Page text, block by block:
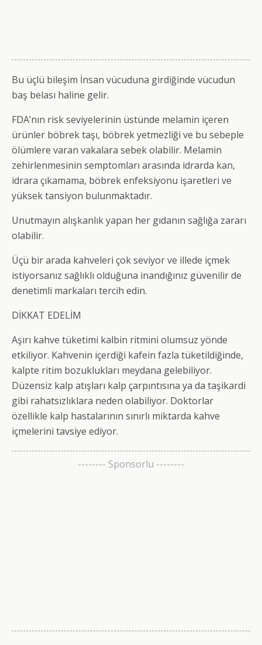
Bu üçlü bileşim İnsan vücuduna girdiğinde vücudun
baş belası haline gelir.
FDA’nın risk seviyelerinin üstünde melamin içeren
ürünler böbrek taşı, böbrek yetmezliği ve bu sebeple
ölümlere varan vakalara sebek olabilir. Melamin
zehirlenmesinin semptomları arasında idrarda kan,
idrara çıkamama, böbrek enfeksiyonu işaretleri ve
yüksek tansiyon bulunmaktadır.
Unutmayın alışkanlık yapan her gıdanın sağlığa zararı
olabilir.
Üçü bir arada kahveleri çok seviyor ve illede içmek
istiyorsanız sağlıklı olduğuna inandığınız güvenilir de
denetimli markaları tercih edin.
DİKKAT EDELİM
Aşırı kahve tüketimi kalbin ritmini olumsuz yönde
etkiliyor. Kahvenin içerdiği kafein fazla tüketildiğinde,
kalpte ritim bozuklukları meydana gelebiliyor.
Düzensiz kalp atışları kalp çarpıntısına ya da taşikardi
gibi rahatsızlıklara neden olabiliyor. Doktorlar
özellikle kalp hastalarının sınırlı miktarda kahve
içmelerini tavsiye ediyor.
-------- Sponsorlu --------